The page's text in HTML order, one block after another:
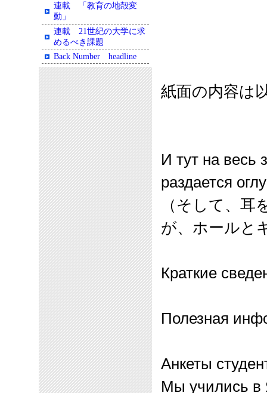
紙面の内容は
И тут на весь
раздается
（そして、耳
が、ホールと
Краткие
Полезная
Анкеты
Мы учились в
連載 「教育の地殻変
動」
連載 21世紀の大学に求
めるべき課題
Back Number headline